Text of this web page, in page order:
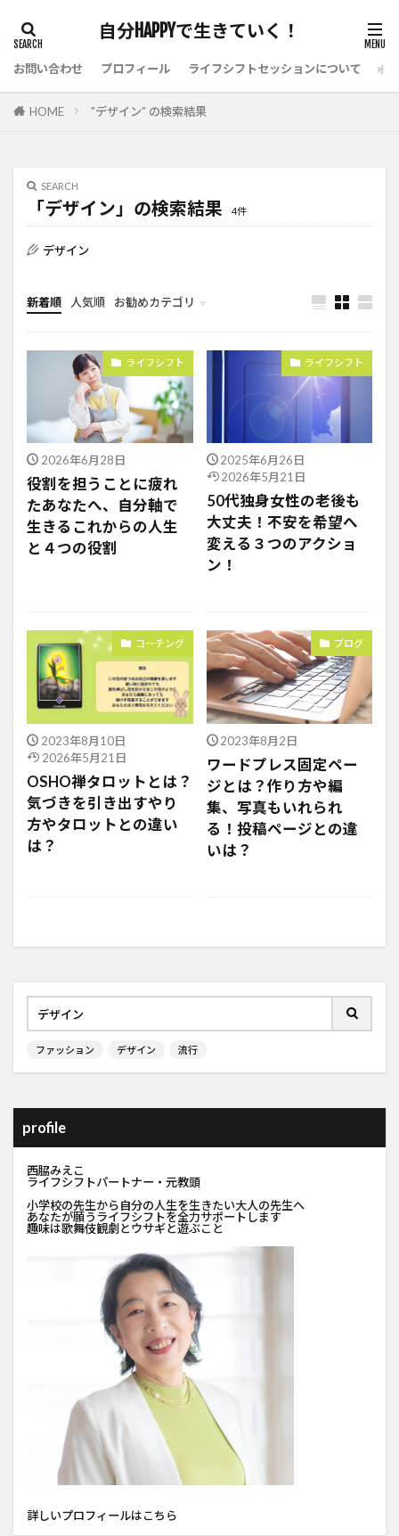
自分HAPPYで生きていく！
お問い合わせ プロフィール ライフシフトセッションについて 先
HOME "デザイン" の検索結果
SEARCH
「デザイン」の検索結果 4件
デザイン
新着順 人気順 お勧めカテゴリ
未分類
ライフシフト
2026年6月28日
役割を担うことに疲れ
たあなたへ、自分軸で
生きるこれからの人生
と４つの役割
ライフシフト
2025年6月26日
2026年5月21日
50代独身女性の老後も
大丈夫！不安を希望へ
変える３つのアクショ
ン！
コーチング
2023年8月10日
2026年5月21日
OSHO禅タロットとは？
気づきを引き出すやり
方やタロットとの違い
は？
ブログ
2023年8月2日
ワードプレス固定ペー
ジとは？作り方や編
集、写真もいれられ
る！投稿ページとの違
いは？
ファッション デザイン 流行
profile
西脇みえこ
ライフシフトパートナー・元教頭
小学校の先生から自分の人生を生きたい大人の先生へ
あなたが願うライフシフトを全力サポートします
趣味は歌舞伎観劇とウサギと遊ぶこと
詳しいプロフィールはこちら